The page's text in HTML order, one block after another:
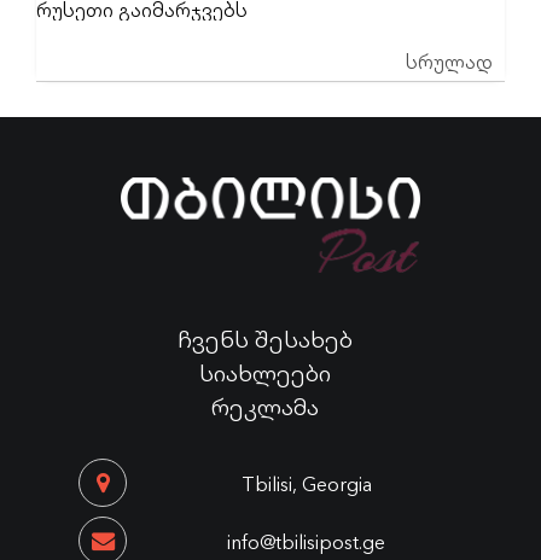
რუსეთი გაიმარჯვებს
სრულად
ჩვენს შესახებ
სიახლეები
რეკლამა
Tbilisi, Georgia
info@tbilisipost.ge